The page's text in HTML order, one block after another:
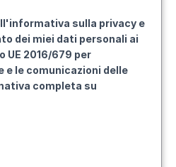
sulla privacy e
dei miei dati personali ai
UE 2016/679 per
e le comunicazioni delle
completa su